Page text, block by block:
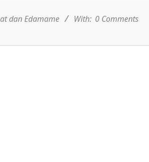
dan Edamame With: 0 Comments